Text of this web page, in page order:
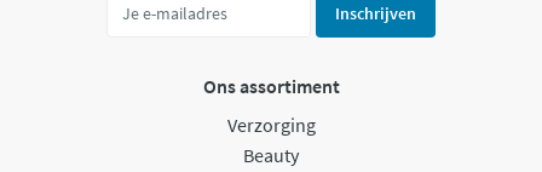
Inschrijven
Ons assortiment
Verzorging
Beauty